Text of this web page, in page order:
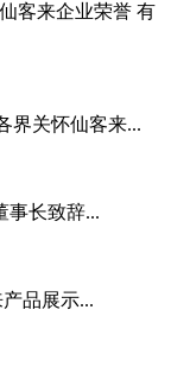
客来企业荣誉 有
界关怀仙客来...
事长致辞...
品展示...